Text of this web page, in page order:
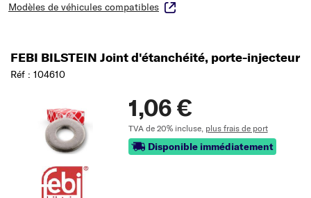
Modèles de véhicules compatibles
FEBI BILSTEIN Joint d'étanchéité, porte-injecteur
Réf : 104610
1,06 €
TVA de 20% incluse, plus frais de port
Disponible immédiatement